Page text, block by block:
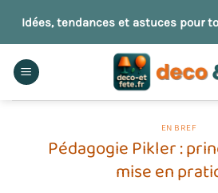
contenu
Idées, tendances et astuces pour
EN BREF
Pédagogie Pikler :
mise en